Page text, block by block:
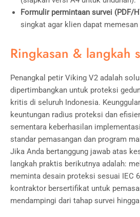
Formulir permintaan survei (PDF/
singkat agar klien dapat
Ringkasan & langkah
Penangkal petir Viking V2 adalah
dipertimbangkan untuk proteksi
kritis di seluruh Indonesia.
keuntungan radius proteksi dan
sementara keberhasilan
standar pemasangan dan program
Jika Anda bertanggung jawab atas
langkah praktis berikutnya adalah:
meminta desain proteksi sesuai IEC
kontraktor bersertifikat untuk
mendampingi dari tahap survei